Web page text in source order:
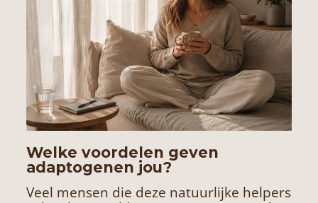
Welke voordelen geven
adaptogenen jou?
Veel mensen die deze natuurlijke helpers